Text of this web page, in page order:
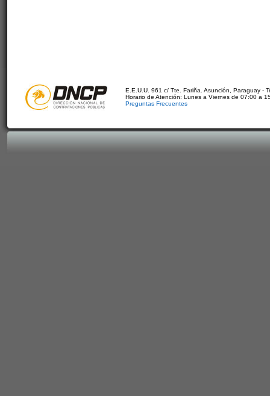
E.E.U.U. 961 c/ Tte. Fariña. Asunción, Paraguay -
Horario de Atención: Lunes a Viernes de 07:00 a
Preguntas Frecuentes